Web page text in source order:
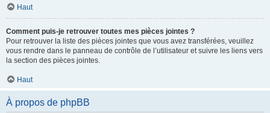
Haut
Comment puis-je retrouver toutes mes pièces jointes ?
Pour retrouver la liste des pièces jointes que vous avez transférées, veuillez
vous rendre dans le panneau de contrôle de l’utilisateur et suivre les liens vers
la section des pièces jointes.
Haut
À propos de phpBB